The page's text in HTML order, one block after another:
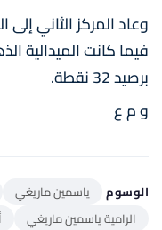
فيما كانت الميدالية
برصيد 32 نقطة.
و م ع
الوسوم ياسمين ماريغي
الرامية ياسمين ماريغي